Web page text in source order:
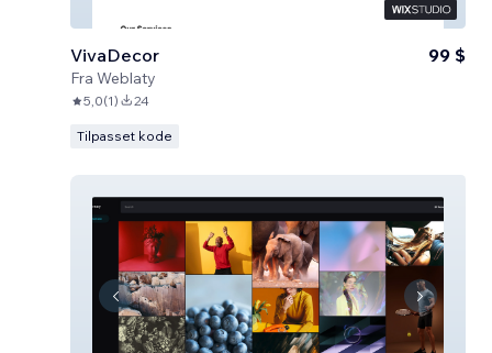
VivaDecor
Fra Weblaty
99 $
5,0(1) 24
Tilpasset kode